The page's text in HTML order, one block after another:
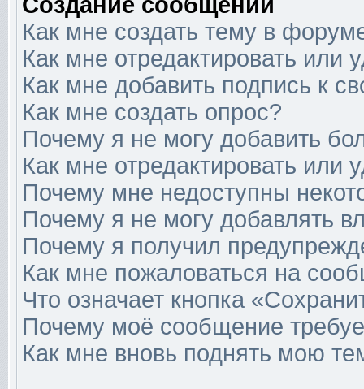
Как мне создать тему в
Как мне отредактировать или
Как мне добавить подпись к
Как мне создать опрос?
Почему я не могу добавить
Как мне отредактировать или
Почему мне недоступны
Почему я не могу добавлять
Почему я получил
Как мне пожаловаться на
Что означает кнопка
Почему моё сообщение
Как мне вновь поднять мою